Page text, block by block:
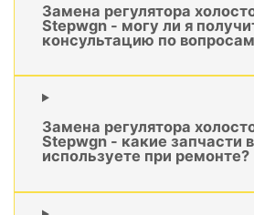
Замена регулятора
Stepwgn - могу ли я
консультацию по
Замена регулятора
Stepwgn - какие запчасти
используете при ремонте?